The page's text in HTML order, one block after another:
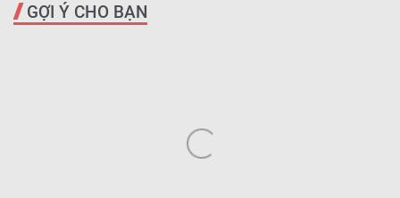
GỢI Ý CHO BẠN